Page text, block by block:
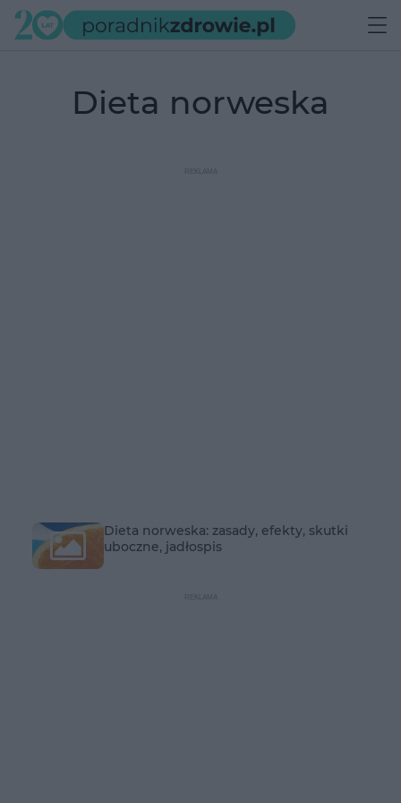
dieta norweska
Dieta norweska: zasady, efekty, skutki
uboczne, jadłospis